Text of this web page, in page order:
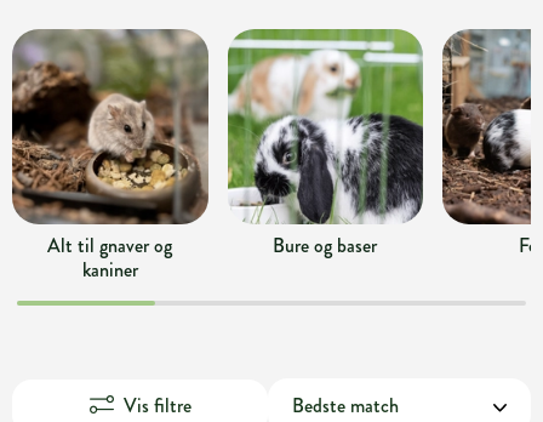
Alt til gnaver og
kaniner
Bure og baser
Vis filtre